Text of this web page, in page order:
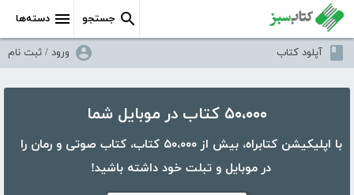
دسته‌ها جستجو
آپلود کتاب ورود / ثبت نام
۵۰،۰۰۰ کتاب در موبایل شما
با اپلیکیشن کتابراه، بیش از ۵۰،۰۰۰ کتاب، کتاب صوتی و رمان را
در موبایل و تبلت خود داشته باشید!